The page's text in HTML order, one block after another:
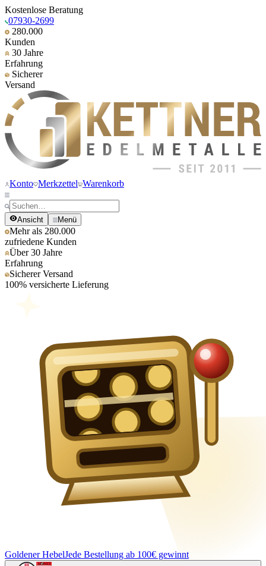
Kostenlose Beratung
07930-2699
280.000
Kunden
30 Jahre
Erfahrung
Sicherer
Versand
Konto Merkzettel Warenkorb
Ansicht Menü
Mehr als 280.000
zufriedene Kunden
Über 30 Jahre
Erfahrung
Sicherer Versand
100% versicherte Lieferung
Goldener HebelJede Bestellung ab 100€ gewinnt